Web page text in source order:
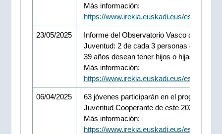
Más información:
https://www.irekia.euskadi.eus/es/news/
23/05/2025
Informe del Observatorio Vasco de la
Juventud: 2 de cada 3 personas de entre
39 años desean tener hijos o hijas
Más información:
https://www.irekia.euskadi.eus/es/news/
06/04/2025
63 jóvenes participarán en el programa
Juventud Cooperante de este 2025
Más información:
https://www.irekia.euskadi.eus/es/news/